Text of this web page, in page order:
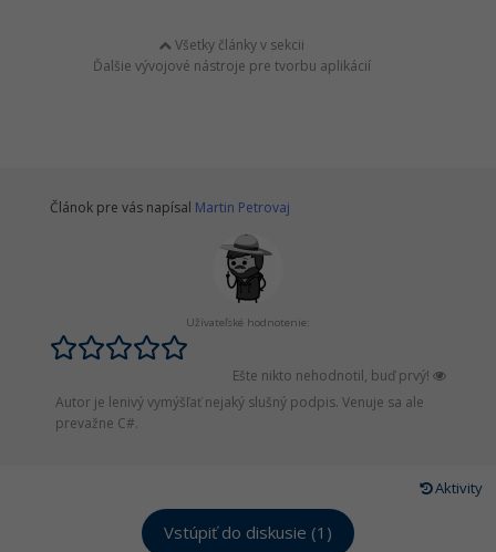
Všetky články v sekcii
Ďalšie vývojové nástroje pre tvorbu aplikácií
Článok pre vás napísal Martin Petrovaj
Užívateľské hodnotenie:
Ešte nikto nehodnotil, buď prvý!
Autor je lenivý vymýšľať nejaký slušný podpis. Venuje sa ale
prevažne C#.
Aktivity
Vstúpiť do diskusie (1)